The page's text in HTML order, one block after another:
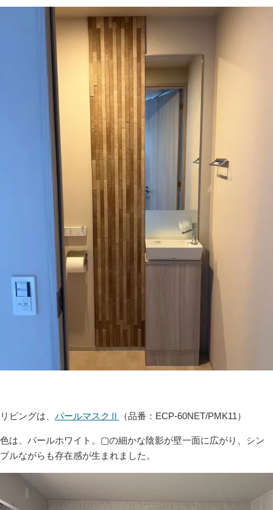
リビングは、 パールマスクⅡ （品番：ECP-60NET/PMK11）
色は、パールホワイト。▢の細かな陰影が壁一面に広がり、シン
プルながらも存在感が生まれました。